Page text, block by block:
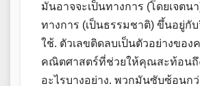
มันอาจจะเป็นทางการ (โดยเจตน
ทางการ (เป็นธรรมชาติ) ขึ้นอยู่กั
ใช้. ตัวเลขติดลบเป็นตัวอย่างของ
คณิตศาสตร์ที่ช่วยให้คุณสะท้อน
อะไรบางอย่าง. พวกมันซับซ้อนก